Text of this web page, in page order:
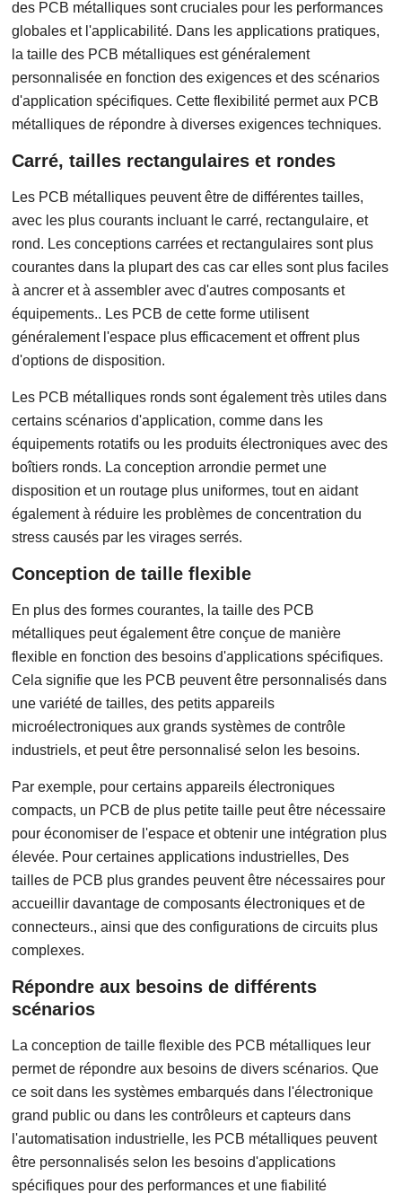
des PCB métalliques sont cruciales pour les performances
globales et l'applicabilité. Dans les applications pratiques,
la taille des PCB métalliques est généralement
personnalisée en fonction des exigences et des scénarios
d'application spécifiques. Cette flexibilité permet aux PCB
métalliques de répondre à diverses exigences techniques.
Carré, tailles rectangulaires et rondes
Les PCB métalliques peuvent être de différentes tailles,
avec les plus courants incluant le carré, rectangulaire, et
rond. Les conceptions carrées et rectangulaires sont plus
courantes dans la plupart des cas car elles sont plus faciles
à ancrer et à assembler avec d'autres composants et
équipements.. Les PCB de cette forme utilisent
généralement l'espace plus efficacement et offrent plus
d'options de disposition.
Les PCB métalliques ronds sont également très utiles dans
certains scénarios d'application, comme dans les
équipements rotatifs ou les produits électroniques avec des
boîtiers ronds. La conception arrondie permet une
disposition et un routage plus uniformes, tout en aidant
également à réduire les problèmes de concentration du
stress causés par les virages serrés.
Conception de taille flexible
En plus des formes courantes, la taille des PCB
métalliques peut également être conçue de manière
flexible en fonction des besoins d'applications spécifiques.
Cela signifie que les PCB peuvent être personnalisés dans
une variété de tailles, des petits appareils
microélectroniques aux grands systèmes de contrôle
industriels, et peut être personnalisé selon les besoins.
Par exemple, pour certains appareils électroniques
compacts, un PCB de plus petite taille peut être nécessaire
pour économiser de l'espace et obtenir une intégration plus
élevée. Pour certaines applications industrielles, Des
tailles de PCB plus grandes peuvent être nécessaires pour
accueillir davantage de composants électroniques et de
connecteurs., ainsi que des configurations de circuits plus
complexes.
Répondre aux besoins de différents
scénarios
La conception de taille flexible des PCB métalliques leur
permet de répondre aux besoins de divers scénarios. Que
ce soit dans les systèmes embarqués dans l'électronique
grand public ou dans les contrôleurs et capteurs dans
l'automatisation industrielle, les PCB métalliques peuvent
être personnalisés selon les besoins d'applications
spécifiques pour des performances et une fiabilité